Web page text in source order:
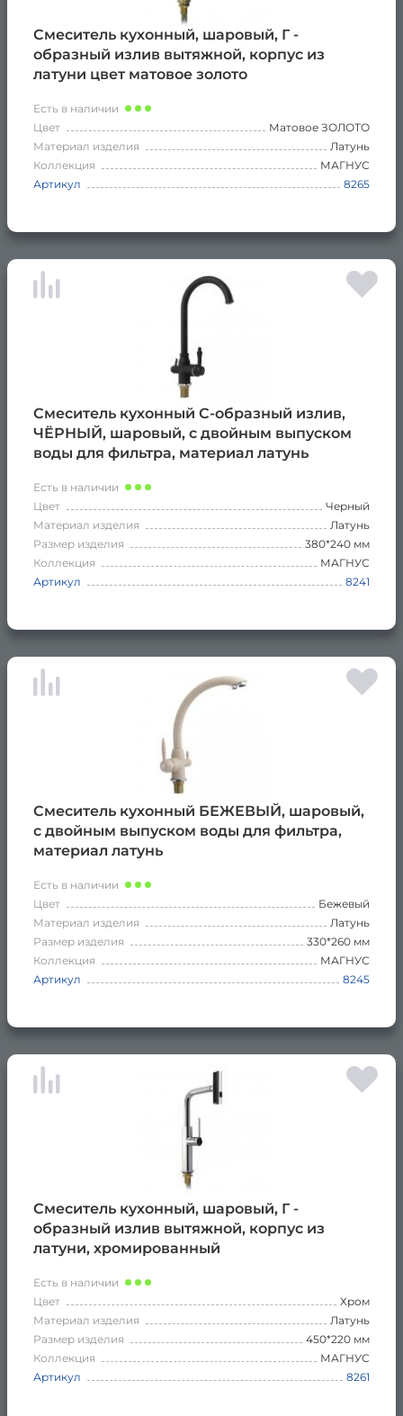
Смеситель кухонный, шаровый, Г -
образный излив вытяжной, корпус из
латуни цвет матовое золото
Есть в наличии
Цвет
Матовое ЗОЛОТО
Материал изделия
Латунь
Коллекция
МАГНУС
Артикул
8265
Смеситель кухонный С-образный излив,
ЧЁРНЫЙ, шаровый, с двойным выпуском
воды для фильтра, материал латунь
Есть в наличии
Цвет
Черный
Материал изделия
Латунь
Размер изделия
380*240 мм
Коллекция
МАГНУС
Артикул
8241
Смеситель кухонный БЕЖЕВЫЙ, шаровый,
с двойным выпуском воды для фильтра,
материал латунь
Есть в наличии
Цвет
Бежевый
Материал изделия
Латунь
Размер изделия
330*260 мм
Коллекция
МАГНУС
Артикул
8245
Смеситель кухонный, шаровый, Г -
образный излив вытяжной, корпус из
латуни, хромированный
Есть в наличии
Цвет
Хром
Материал изделия
Латунь
Размер изделия
450*220 мм
Коллекция
МАГНУС
Артикул
8261